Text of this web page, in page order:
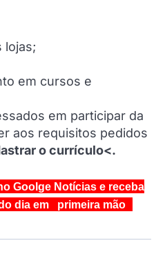
lojas;
em cursos e
em participar da
aos requisitos pedidos
o currículo<.
Goolge Notícias e receba
dia em primeira mão